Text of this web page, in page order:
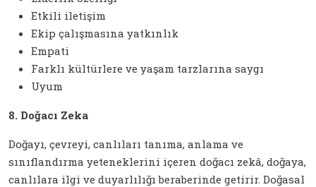
Etkili iletişim
Ekip çalışmasına yatkınlık
Empati
Farklı kültürlere ve yaşam tarzlarına saygı
Uyum
8. Doğacı Zeka
Doğayı, çevreyi, canlıları tanıma, anlama ve
sınıflandırma yeteneklerini içeren doğacı zekâ, doğaya,
canlılara ilgi ve duyarlılığı beraberinde getirir. Doğasal